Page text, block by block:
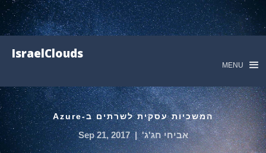
IsraelClouds
MENU
המשכיות עסקית לשרתים ב-Azure
אביחי חג'ג' |
Sep 21, 2017